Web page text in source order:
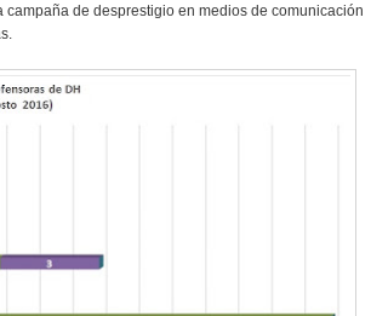
de desprestigio en medios de comunicación